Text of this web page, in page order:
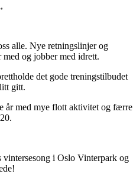
alle. Nye retningslinjer og
og jobber med idrett.
det gode treningstilbudet
gitt.
år med mye flott aktivitet og færre
vintersesong i Oslo Vinterpark og